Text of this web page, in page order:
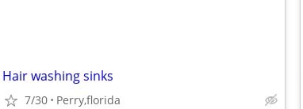
Hair washing sinks
7/30 Perry,florida